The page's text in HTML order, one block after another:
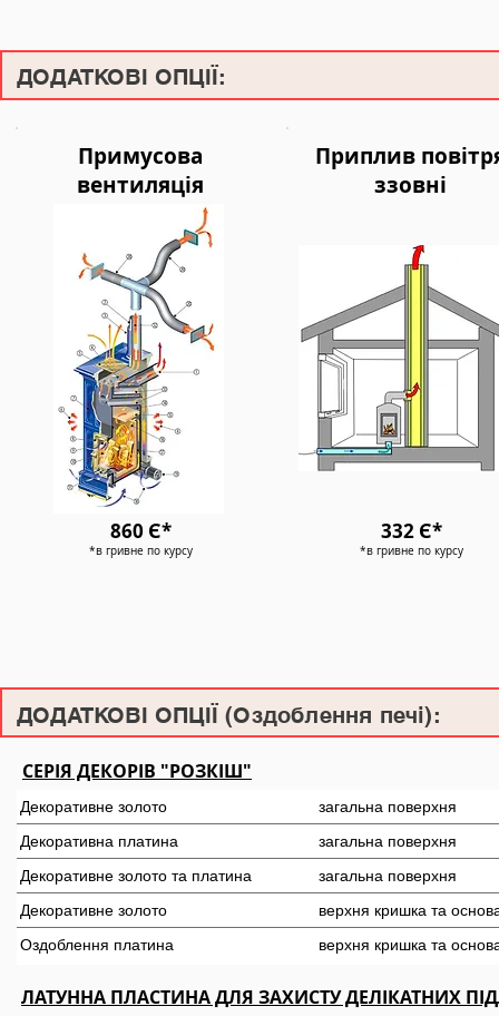
ДОДАТКОВІ ОПЦІЇ:
Примусова
вентиляція
860 Є*
*в гривне по курсу
Приплив
ззовні
332 Є*
*в гривне по курсу
ДОДАТКОВІ ОПЦІЇ (Оздоблення печі):
СЕРІЯ ДЕКОРІВ "РОЗКІШ"
Декоративне золото
загальна поверхня
Декоративна платина
загальна поверхня
Декоративне золото та платина
загальна поверхня
Декоративне золото
верхня кришка та
Оздоблення платина
верхня кришка та
ЛАТУННА ПЛАСТИНА ДЛЯ ЗАХИСТУ ДЕЛІКАТНИХ